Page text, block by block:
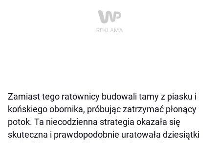
Zamiast tego ratownicy budowali tamy z piasku i
końskiego obornika, próbując zatrzymać płonący
potok. Ta niecodzienna strategia okazała się
skuteczna i prawdopodobnie uratowała dziesiątki